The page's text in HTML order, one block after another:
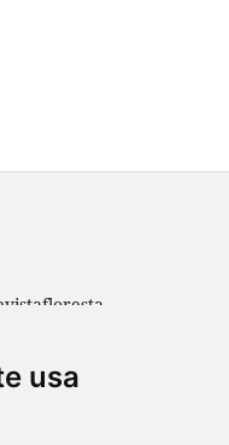
usa
sob uma